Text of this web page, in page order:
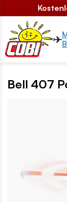
Bell 407